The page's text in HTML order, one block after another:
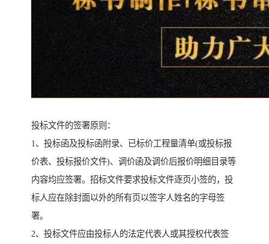
投标文件的签署原则：
1、投标函及投标函附录、已标价工程量清单(或投标报
价表、投标报价文件)、调价函及调价后报价明细目录等
内容均应签署。招标文件要求投标文件逐页小签的，投
标人应在除封面以外的所有页以签字人姓名的字母签
署。
2、投标文件应由投标人的法定代表人或其授权代表签